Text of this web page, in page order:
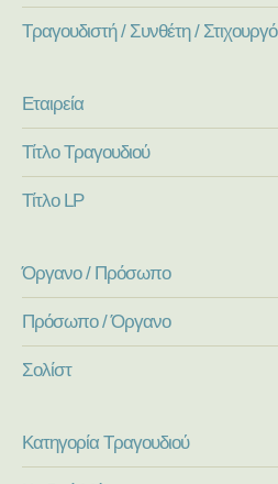
Τραγουδιστή / Συνθέτη / Στιχουργό
Εταιρεία
Τίτλο Τραγουδιού
Τίτλο LP
Όργανο / Πρόσωπο
Πρόσωπο / Όργανο
Σολίστ
Κατηγορία Τραγουδιού